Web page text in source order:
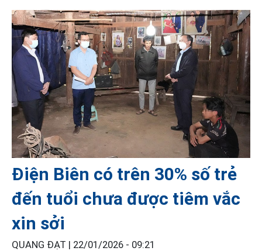
Điện Biên có trên 30% số trẻ
đến tuổi chưa được tiêm vắc
xin sởi
QUANG ĐẠT | 22/01/2026 - 09:21